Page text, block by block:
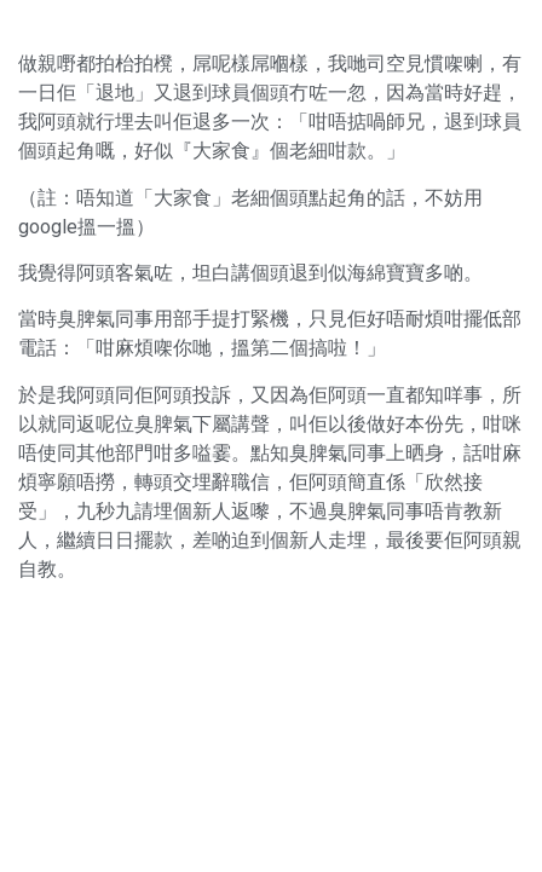
做親嘢都拍枱拍櫈，屌呢樣屌嗰樣，我哋司空見慣㗎喇，有
一日佢「退地」又退到球員個頭冇咗一忽，因為當時好趕，
我阿頭就行埋去叫佢退多一次：「咁唔掂喎師兄，退到球員
個頭起角嘅，好似『大家食』個老細咁款。」
（註：唔知道「大家食」老細個頭點起角的話，不妨用
google搵一搵）
我覺得阿頭客氣咗，坦白講個頭退到似海綿寶寶多啲。
當時臭脾氣同事用部手提打緊機，只見佢好唔耐煩咁擺低部
電話：「咁麻煩㗎你哋，搵第二個搞啦！」
於是我阿頭同佢阿頭投訴，又因為佢阿頭一直都知咩事，所
以就同返呢位臭脾氣下屬講聲，叫佢以後做好本份先，咁咪
唔使同其他部門咁多嗌霎。點知臭脾氣同事上晒身，話咁麻
煩寧願唔撈，轉頭交埋辭職信，佢阿頭簡直係「欣然接
受」，九秒九請埋個新人返嚟，不過臭脾氣同事唔肯教新
人，繼續日日擺款，差啲迫到個新人走埋，最後要佢阿頭親
自教。